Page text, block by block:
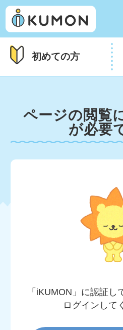
初めての方
ページの閲覧
が必要
「iKUMON」に認証
ログインして